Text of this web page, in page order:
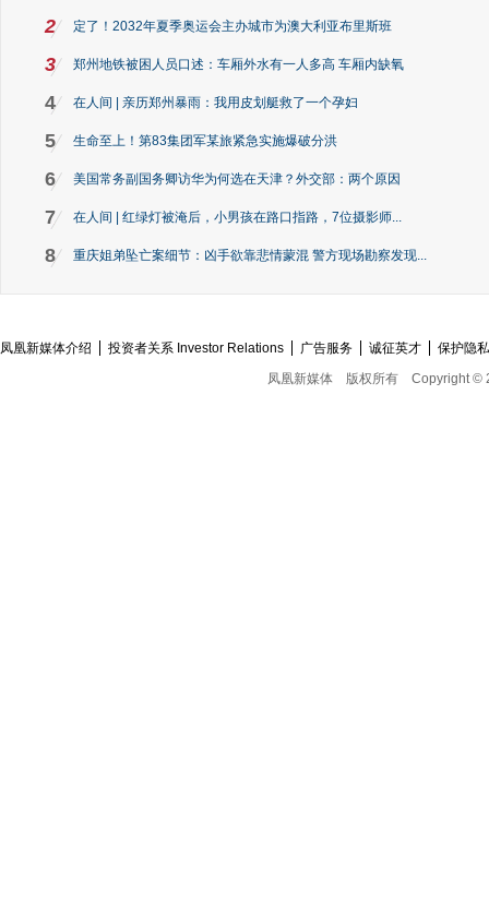
2 定了！2032年夏季奥运会主办城市为澳大利亚布里斯班
3 郑州地铁被困人员口述：车厢外水有一人多高 车厢内缺氧
4 在人间 | 亲历郑州暴雨：我用皮划艇救了一个孕妇
5 生命至上！第83集团军某旅紧急实施爆破分洪
6 美国常务副国务卿访华为何选在天津？外交部：两个原因
7 在人间 | 红绿灯被淹后，小男孩在路口指路，7位摄影师...
8 重庆姐弟坠亡案细节：凶手欲靠悲情蒙混 警方现场勘察发现...
凤凰新媒体介绍 投资者关系 Investor Relations 广告服务 诚征英才
保护隐
凤凰新媒体
版权所有 Copyright ©